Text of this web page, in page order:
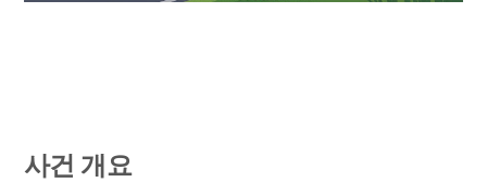
사건 개요